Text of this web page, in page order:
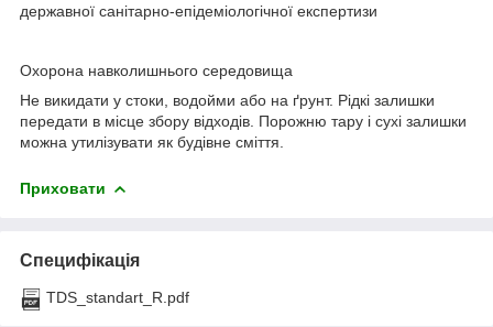
державної санітарно-епідеміологічної експертизи
Охорона навколишнього середовища
Не викидати у стоки, водойми або на ґрунт. Рідкі залишки
передати в місце збору відходів. Порожню тару і сухі залишки
можна утилізувати як будівне сміття.
Приховати
Специфікація
TDS_standart_R.pdf